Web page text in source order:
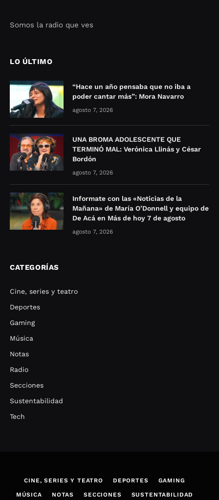
Somos la radio que ves
LO ÚLTIMO
“Hace un año pensaba que no iba a
poder cantar más”: Mora Navarro
agosto 7, 2026
UNA BROMA ADOLESCENTE QUE
TERMINÓ MAL: Verónica Llinás y César
Bordón
agosto 7, 2026
Informate con las «Noticias de la
Mañana» de María O’Donnell y equipo de
De Acá en Más de hoy 7 de agosto
agosto 7, 2026
CATEGORÍAS
Cine, series y teatro
Deportes
Gaming
Música
Notas
Radio
Secciones
Sustentabilidad
Tech
CINE, SERIES Y TEATRO DEPORTES GAMING
MÚSICA NOTAS SECCIONES SUSTENTABILIDAD